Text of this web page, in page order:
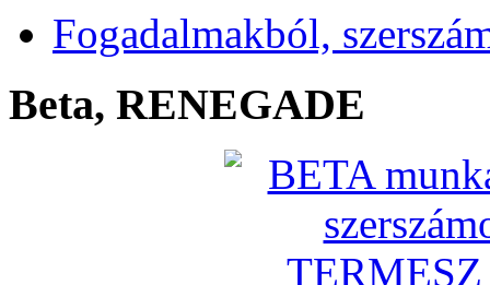
Fogadalmakból,
Beta, RENEGADE